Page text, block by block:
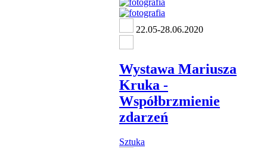
22.05-28.06.2020
Wystawa Mariusza
Kruka -
Współbrzmienie
zdarzeń
Sztuka